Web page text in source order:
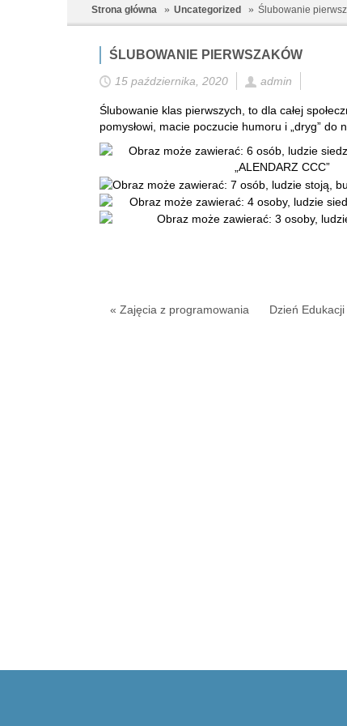
Strona główna Uncategorized Ślubowanie
ŚLUBOWANIE PIERWSZAKÓW
15 października, 2020 admin
Ślubowanie klas pierwszych, to dla całej
pomysłowi, macie poczucie humoru i „dryg” do
« Zajęcia z programowania Dzień